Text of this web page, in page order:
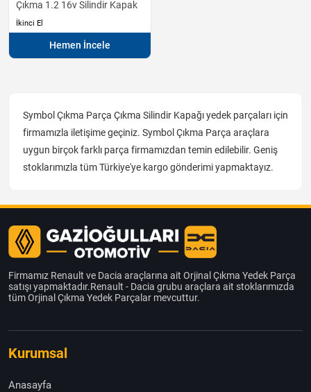
Çıkma 1.2 16v Silindir Kapak
İkinci El
Hemen İncele
Symbol Çıkma Parça Çıkma Silindir Kapağı yedek parçaları için
firmamızla iletişime geçiniz. Symbol Çıkma Parça araçlara
uygun birçok farklı parça firmamızdan temin edilebilir. Geniş
stoklarımızla tüm Türkiye'ye kargo gönderimi yapmaktayız.
Firmamız Renault ve Dacia araçlarına ait Orjinal Çıkma Yedek Parça
satışı yapmaktadır.Renault - Dacia grubu araçlara ait stoklarımızda
tüm Orjinal Çıkma Yedek Parçalar mevcuttur.
Kurumsal
Anasayfa